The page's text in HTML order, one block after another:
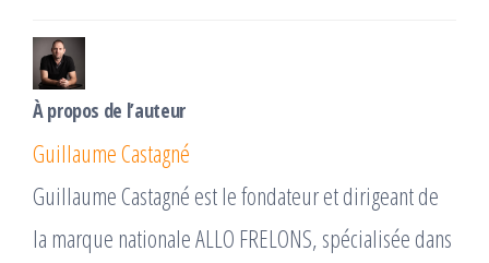
À propos de l’auteur
Guillaume Castagné
Guillaume Castagné est le fondateur et dirigeant de
la marque nationale ALLO FRELONS, spécialisée dans